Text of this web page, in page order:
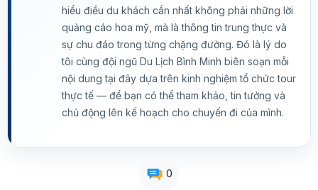
hiểu điều du khách cần nhất không phải những lời
quảng cáo hoa mỹ, mà là thông tin trung thực và
sự chu đáo trong từng chặng đường. Đó là lý do
tôi cùng đội ngũ Du Lịch Bình Minh biên soạn mỗi
nội dung tại đây dựa trên kinh nghiệm tổ chức tour
thực tế — để bạn có thể tham khảo, tin tưởng và
chủ động lên kế hoạch cho chuyến đi của mình.
0